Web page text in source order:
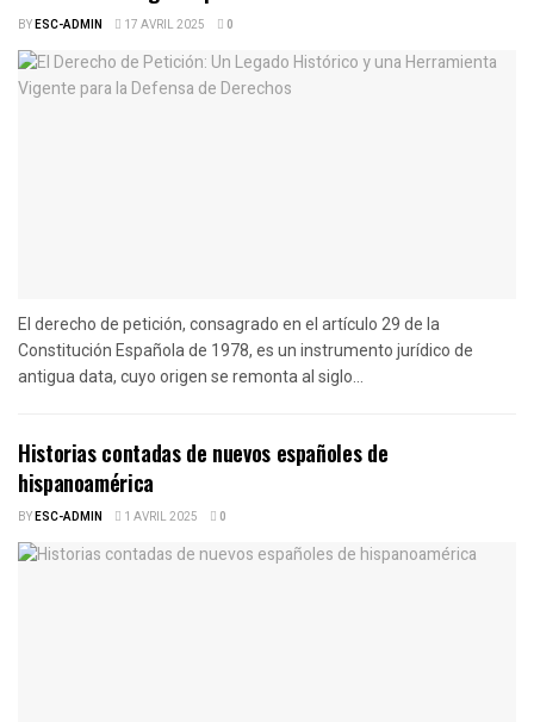
BYESC-ADMIN 17 AVRIL 2025 0
El derecho de petición, consagrado en el artículo 29 de la
Constitución Española de 1978, es un instrumento jurídico de
antigua data, cuyo origen se remonta al siglo...
Historias contadas de nuevos españoles de
hispanoamérica
BYESC-ADMIN 1 AVRIL 2025 0